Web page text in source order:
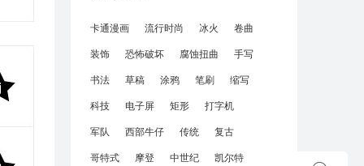
卡通漫画 流行时尚 冰火
卷曲
装饰
恐怖破坏 腐蚀扭曲
手写
书法
草稿 涂鸦 笔刷
缩写
科技
电子屏 矩形
打字机
军队
西部牛仔 传统
复古
哥特式
摩登 中世纪
凯尔特